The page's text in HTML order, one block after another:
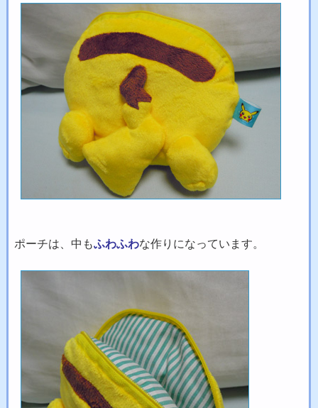
ポーチは、中もふわふわな作りになっています。